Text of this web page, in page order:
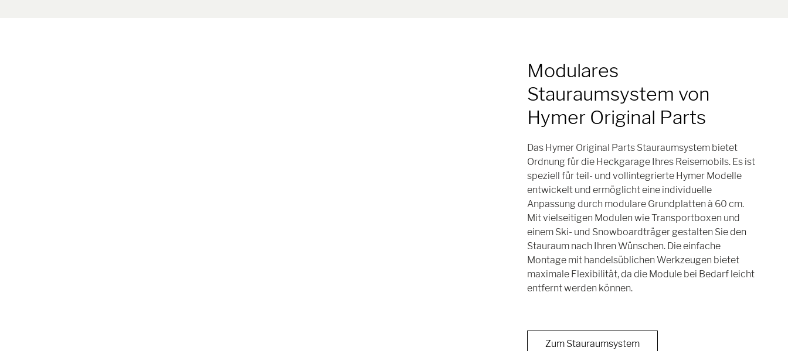
Modulares
Stauraumsystem von
Hymer Original Parts
Das Hymer Original Parts Stauraumsystem bietet
Ordnung für die Heckgarage Ihres Reisemobils. Es ist
speziell für teil- und vollintegrierte Hymer Modelle
entwickelt und ermöglicht eine individuelle
Anpassung durch modulare Grundplatten à 60 cm.
Mit vielseitigen Modulen wie Transportboxen und
einem Ski- und Snowboardträger gestalten Sie den
Stauraum nach Ihren Wünschen. Die einfache
Montage mit handelsüblichen Werkzeugen bietet
maximale Flexibilität, da die Module bei Bedarf leicht
entfernt werden können.
Zum Stauraumsystem